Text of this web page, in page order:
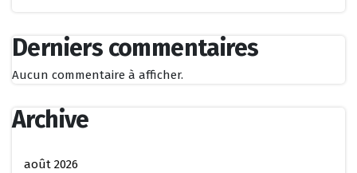
Derniers commentaires
Aucun commentaire à afficher.
Archive
août 2026